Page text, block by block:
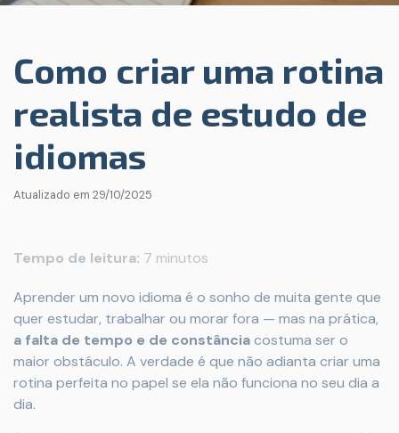
Como criar uma rotina
realista de estudo de
idiomas
Atualizado em 29/10/2025
Tempo de leitura: 7 minutos
Aprender um novo idioma é o sonho de muita gente que
quer estudar, trabalhar ou morar fora — mas na prática,
a falta de tempo e de constânciacostuma ser o
maior obstáculo. A verdade é que não adianta criar uma
rotina perfeita no papel se ela não funciona no seu dia a
dia.